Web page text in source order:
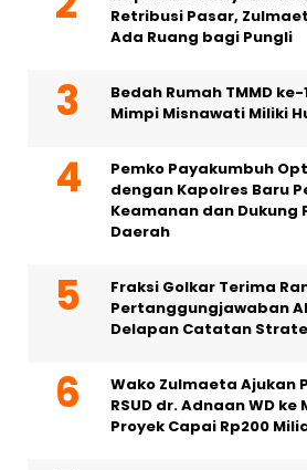
Retribusi Pasar,
Ada Ruang bagi Pungli
Bedah Rumah TMMD
Mimpi Misnawati Miliki
Pemko Payakumbuh
dengan Kapolres Baru
Keamanan dan Dukung
Daerah
Fraksi Golkar Terima
Pertanggungjawaban
Delapan Catatan
Wako Zulmaeta Ajukan
RSUD dr. Adnaan WD ke
Proyek Capai Rp200